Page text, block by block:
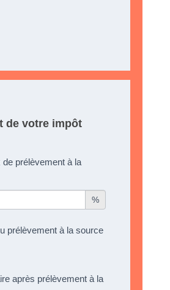
de votre impôt
de prélèvement à la
%
prélèvement à la source
après prélèvement à la